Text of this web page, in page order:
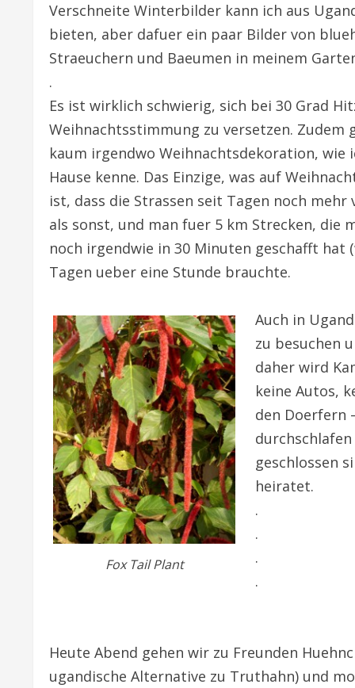
Verschneite Winterbilder kann ich aus
bieten, aber dafuer ein paar Bilder von
Straeuchern und Baeumen in meinem
.
Es ist wirklich schwierig, sich bei 30 Grad
Weihnachtsstimmung zu versetzen. Zudem
kaum irgendwo Weihnachtsdekoration, wie
Hause kenne. Das Einzige, was auf
ist, dass die Strassen seit Tagen noch
als sonst, und man fuer 5 km Strecken, die
noch irgendwie in 30 Minuten geschafft hat
Tagen ueber eine Stunde brauchte.
Fox Tail Plant
Auch in
zu besuchen
daher wird
keine Autos,
den Doerfern
geschlossen
heiratet.
.
.
.
.
Heute Abend gehen wir zu Freunden
ugandische Alternative zu Truthahn) und